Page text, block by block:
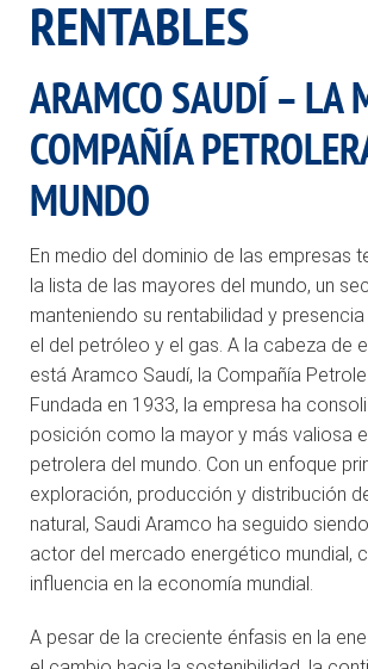
RENTABLES
ARAMCO SAUDÍ – LA
COMPAÑÍA
MUNDO
En medio del dominio de las empresas
la lista de las mayores del mundo, un
manteniendo su rentabilidad y
el del petróleo y el gas. A la cabeza de
está Aramco Saudí, la Compañía
Fundada en 1933, la empresa ha
posición como la mayor y más valiosa
petrolera del mundo. Con un enfoque
exploración, producción y distribución
natural, Saudi Aramco ha seguido
actor del mercado energético mundial,
influencia en la economía mundial.
A pesar de la creciente énfasis en la